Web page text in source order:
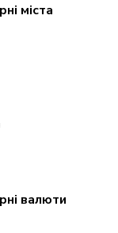
міста
валюти